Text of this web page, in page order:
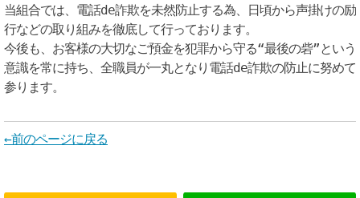
当組合では、電話de詐欺を未然防止する為、日頃から声掛けの励
行などの取り組みを徹底して行っております。
今後も、お客様の大切なご預金を犯罪から守る“最後の砦”という
意識を常に持ち、全職員が一丸となり電話de詐欺の防止に努めて
参ります。
←前のページに戻る